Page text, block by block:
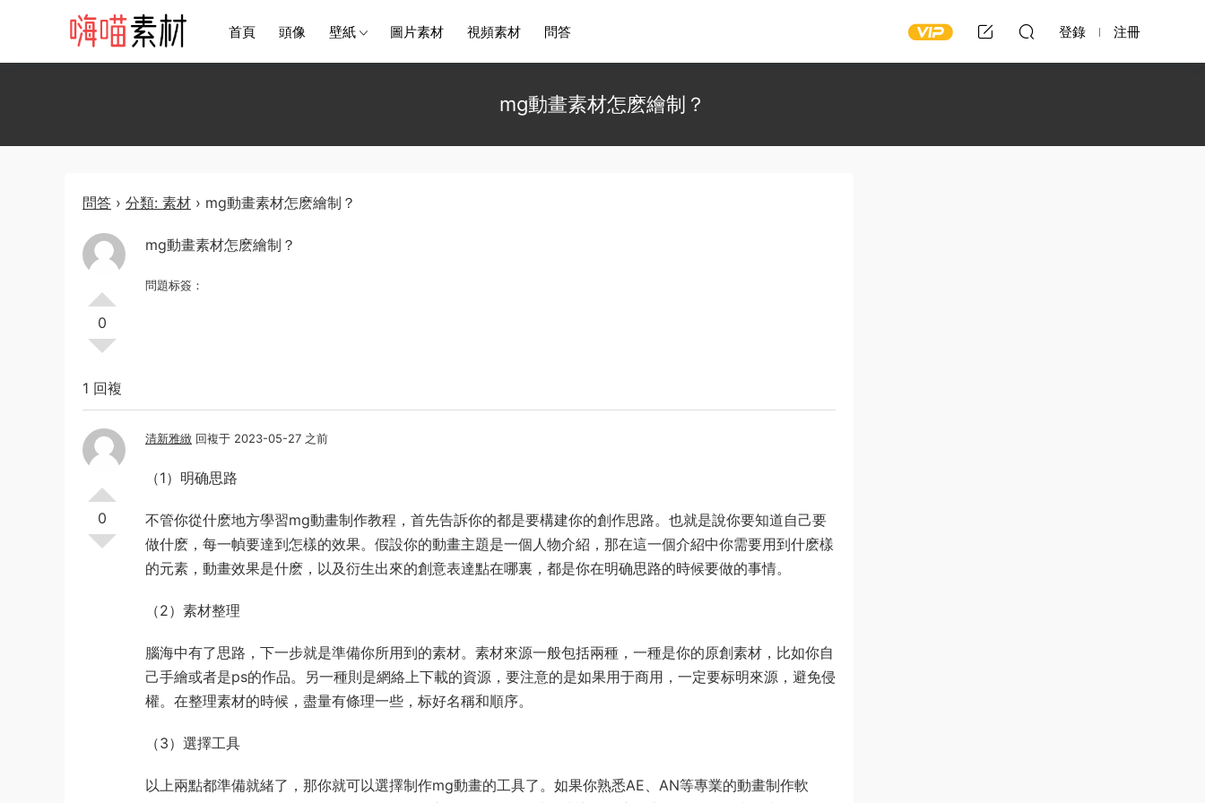
首頁 頭像 壁紙 圖片素材 視頻素材 問答 登錄 注冊
mg動畫素材怎麽繪制？
問答 › 分類: 素材 › mg動畫素材怎麽繪制？
0
mg動畫素材怎麽繪制？
問題标簽：
1 回複
0
清新雅緻 回複于 2023-05-27 之前
（1）明确思路
不管你從什麽地方學習mg動畫制作教程，首先告訴你的都是要構建你的創作思路。也就是說你要知道自己要
做什麽，每一幀要達到怎樣的效果。假設你的動畫主題是一個人物介紹，那在這一個介紹中你需要用到什麽樣
的元素，動畫效果是什麽，以及衍生出來的創意表達點在哪裏，都是你在明确思路的時候要做的事情。
（2）素材整理
腦海中有了思路，下一步就是準備你所用到的素材。素材來源一般包括兩種，一種是你的原創素材，比如你自
己手繪或者是ps的作品。另一種則是網絡上下載的資源，要注意的是如果用于商用，一定要标明來源，避免侵
權。在整理素材的時候，盡量有條理一些，标好名稱和順序。
（3）選擇工具
以上兩點都準備就緒了，那你就可以選擇制作mg動畫的工具了。如果你熟悉AE、AN等專業的動畫制作軟